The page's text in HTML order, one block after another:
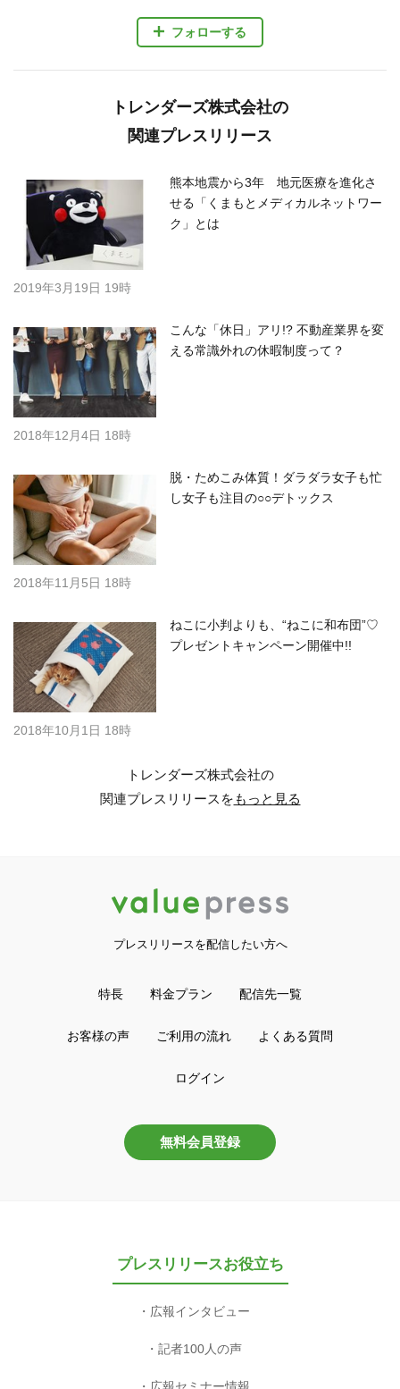
フォローする
トレンダーズ株式会社の
関連プレスリリース
熊本地震から3年 地元医療を進化さ
せる「くまもとメディカルネットワー
ク」とは
2019年3月19日 19時
こんな「休日」アリ!? 不動産業界を変
える常識外れの休暇制度って？
2018年12月4日 18時
脱・ためこみ体質！ダラダラ女子も忙
し女子も注目の○○デトックス
2018年11月5日 18時
ねこに小判よりも、“ねこに和布団”♡
プレゼントキャンペーン開催中!!
2018年10月1日 18時
トレンダーズ株式会社の
関連プレスリリースをもっと見る
プレスリリースを配信したい方へ
特長 料金プラン 配信先一覧
お客様の声 ご利用の流れ よくある質問
ログイン
無料会員登録
プレスリリースお役立ち
広報インタビュー
記者100人の声
広報セミナー情報